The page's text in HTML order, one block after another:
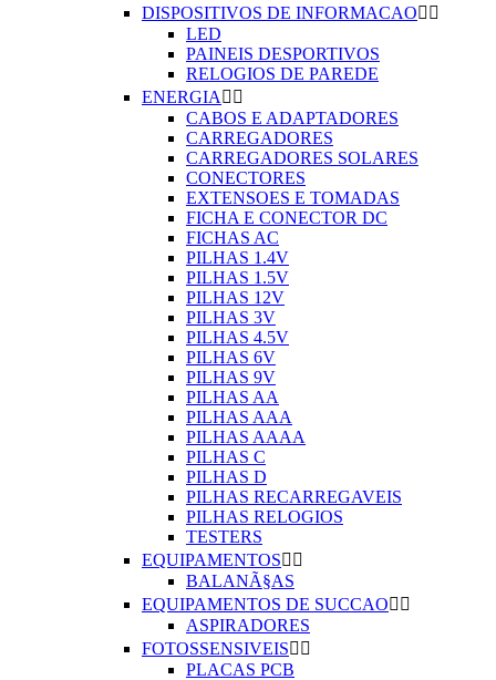
DISPOSITIVOS DE INFORMACAO 
LED
PAINEIS DESPORTIVOS
RELOGIOS DE PAREDE
ENERGIA  
CABOS E ADAPTADORES
CARREGADORES
CARREGADORES SOLARES
CONECTORES
EXTENSOES E TOMADAS
FICHA E CONECTOR DC
FICHAS AC
PILHAS 1.4V
PILHAS 1.5V
PILHAS 12V
PILHAS 3V
PILHAS 4.5V
PILHAS 6V
PILHAS 9V
PILHAS AA
PILHAS AAA
PILHAS AAAA
PILHAS C
PILHAS D
PILHAS RECARREGAVEIS
PILHAS RELOGIOS
TESTERS
EQUIPAMENTOS 
BALANÃ§AS
EQUIPAMENTOS DE SUCCAO 
ASPIRADORES
FOTOSSENSIVEIS 
PLACAS PCB